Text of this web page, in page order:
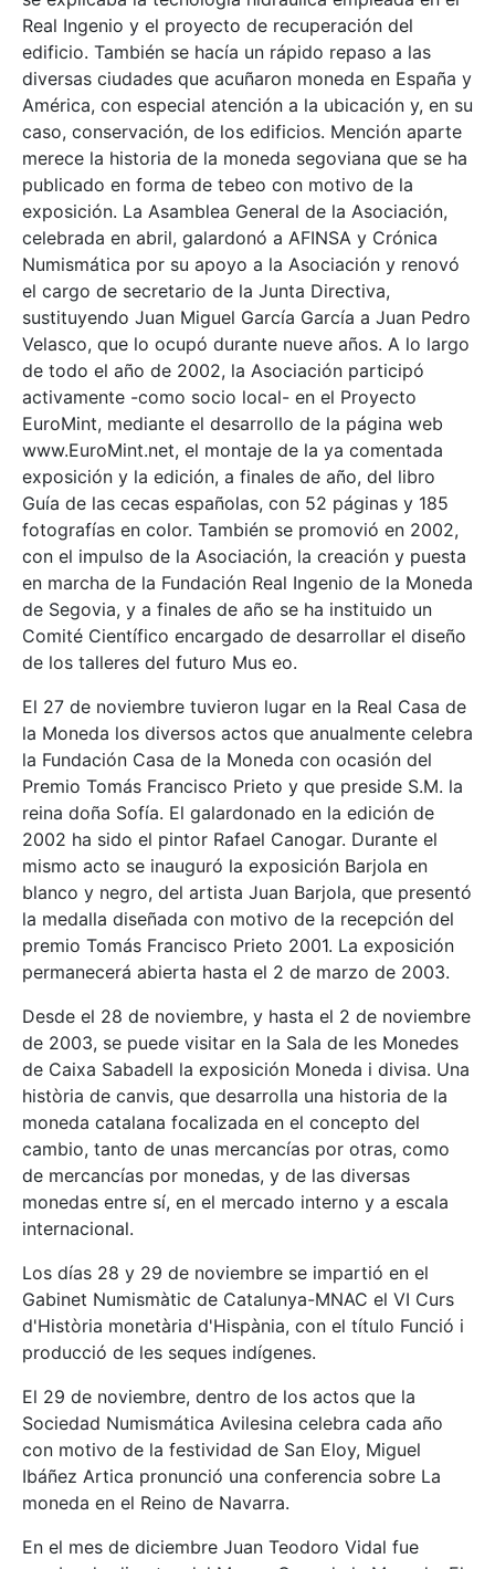
Real Ingenio y el proyecto de recuperación del
edificio. También se hacía un rápido repaso a las
diversas ciudades que acuñaron moneda en España y
América, con especial atención a la ubicación y, en su
caso, conservación, de los edificios. Mención aparte
merece la historia de la moneda segoviana que se ha
publicado en forma de tebeo con motivo de la
exposición. La Asamblea General de la Asociación,
celebrada en abril, galardonó a AFINSA y Crónica
Numismática por su apoyo a la Asociación y renovó
el cargo de secretario de la Junta Directiva,
sustituyendo Juan Miguel García García a Juan Pedro
Velasco, que lo ocupó durante nueve años. A lo largo
de todo el año de 2002, la Asociación participó
activamente -como socio local- en el Proyecto
EuroMint, mediante el desarrollo de la página web
www.EuroMint.net, el montaje de la ya comentada
exposición y la edición, a finales de año, del libro
Guía de las cecas españolas, con 52 páginas y 185
fotografías en color. También se promovió en 2002,
con el impulso de la Asociación, la creación y puesta
en marcha de la Fundación Real Ingenio de la Moneda
de Segovia, y a finales de año se ha instituido un
Comité Científico encargado de desarrollar el diseño
de los talleres del futuro Mus eo.
El 27 de noviembre tuvieron lugar en la Real Casa de
la Moneda los diversos actos que anualmente celebra
la Fundación Casa de la Moneda con ocasión del
Premio Tomás Francisco Prieto y que preside S.M. la
reina doña Sofía. El galardonado en la edición de
2002 ha sido el pintor Rafael Canogar. Durante el
mismo acto se inauguró la exposición Barjola en
blanco y negro, del artista Juan Barjola, que presentó
la medalla diseñada con motivo de la recepción del
premio Tomás Francisco Prieto 2001. La exposición
permanecerá abierta hasta el 2 de marzo de 2003.
Desde el 28 de noviembre, y hasta el 2 de noviembre
de 2003, se puede visitar en la Sala de les Monedes
de Caixa Sabadell la exposición Moneda i divisa. Una
història de canvis, que desarrolla una historia de la
moneda catalana focalizada en el concepto del
cambio, tanto de unas mercancías por otras, como
de mercancías por monedas, y de las diversas
monedas entre sí, en el mercado interno y a escala
internacional.
Los días 28 y 29 de noviembre se impartió en el
Gabinet Numismàtic de Catalunya-MNAC el VI Curs
d'Història monetària d'Hispània, con el título Funció i
producció de les seques indígenes.
El 29 de noviembre, dentro de los actos que la
Sociedad Numismática Avilesina celebra cada año
con motivo de la festividad de San Eloy, Miguel
Ibáñez Artica pronunció una conferencia sobre La
moneda en el Reino de Navarra.
En el mes de diciembre Juan Teodoro Vidal fue